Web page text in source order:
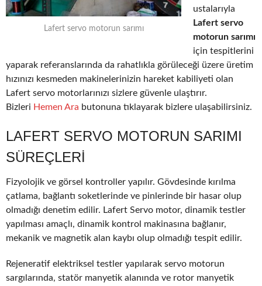
Lafert servo motorun sarımı
ustalarıyla
Lafert servo
motorun sarımı
için tespitlerini
yaparak referanslarında da rahatlıkla görüleceği üzere üretim
hızınızı kesmeden makinelerinizin hareket kabiliyeti olan
Lafert servo motorlarınızı sizlere güvenle ulaştırır.
Bizleri Hemen Ara butonuna tıklayarak bizlere ulaşabilirsiniz.
LAFERT SERVO MOTORUN SARIMI
SÜREÇLERI
Fizyolojik ve görsel kontroller yapılır. Gövdesinde kırılma
çatlama, bağlantı soketlerinde ve pinlerinde bir hasar olup
olmadığı denetim edilir. Lafert Servo motor, dinamik testler
yapılması amaçlı, dinamik kontrol makinasına bağlanır,
mekanik ve magnetik alan kaybı olup olmadığı tespit edilir.
Rejeneratif elektriksel testler yapılarak servo motorun
sargılarında, statör manyetik alanında ve rotor manyetik